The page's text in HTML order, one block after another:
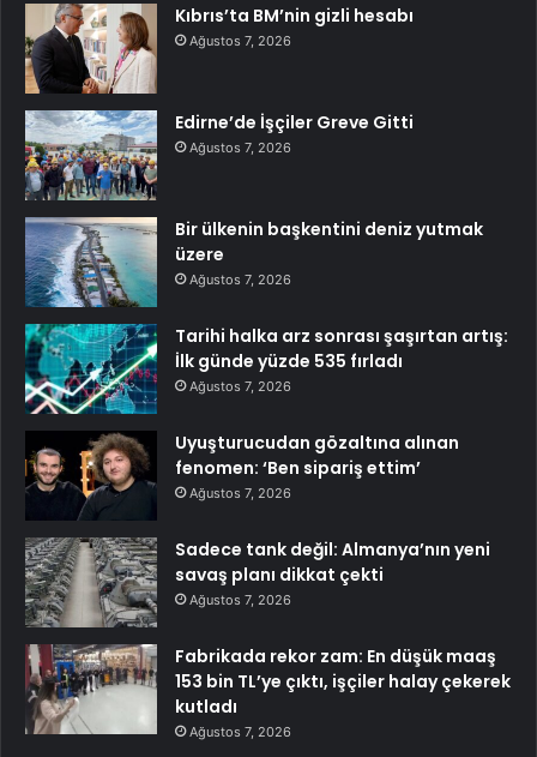
Kıbrıs’ta BM’nin gizli hesabı
Ağustos 7, 2026
Edirne’de İşçiler Greve Gitti
Ağustos 7, 2026
Bir ülkenin başkentini deniz yutmak
üzere
Ağustos 7, 2026
Tarihi halka arz sonrası şaşırtan artış:
İlk günde yüzde 535 fırladı
Ağustos 7, 2026
Uyuşturucudan gözaltına alınan
fenomen: ‘Ben sipariş ettim’
Ağustos 7, 2026
Sadece tank değil: Almanya’nın yeni
savaş planı dikkat çekti
Ağustos 7, 2026
Fabrikada rekor zam: En düşük maaş
153 bin TL’ye çıktı, işçiler halay çekerek
kutladı
Ağustos 7, 2026